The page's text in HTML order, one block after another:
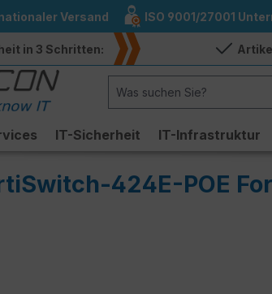
springenVersand ISO 9001/27001
in 3 Schritten:
IT-Sicherheit IT-Infrastruktur
424E-POE